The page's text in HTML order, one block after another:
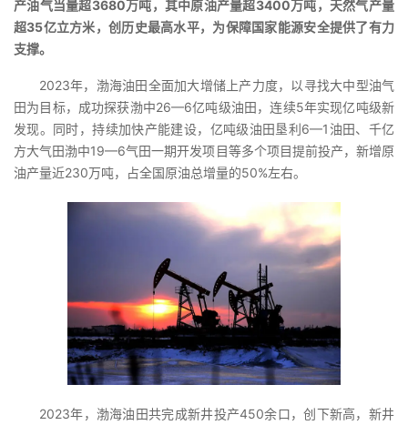
产油气当量超3680万吨，其中原油产量超3400万吨，天然气产量
超35亿立方米，创历史最高水平，为保障国家能源安全提供了有力
支撑。
2023年，渤海油田全面加大增储上产力度，以寻找大中型油气
田为目标，成功探获渤中26—6亿吨级油田，连续5年实现亿吨级新
发现。同时，持续加快产能建设，亿吨级油田垦利6—1油田、千亿
方大气田渤中19—6气田一期开发项目等多个项目提前投产，新增原
油产量近230万吨，占全国原油总增量的50%左右。
2023年，渤海油田共完成新井投产450余口，创下新高，新井